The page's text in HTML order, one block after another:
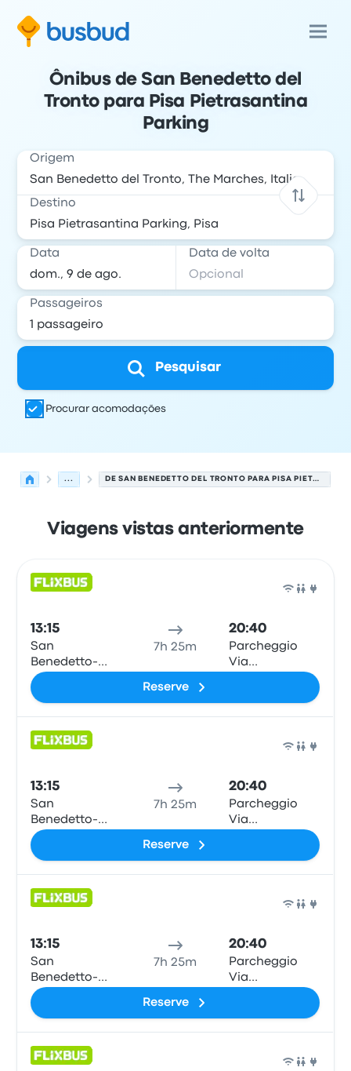
Ônibus de San Benedetto del
Tronto para Pisa Pietrasantina
Parking
Origem
Destino
Data Data de volta
Passageiros
Pesquisar
Procurar acomodações
... DE SAN BENEDETTO DEL TRONTO PARA PISA PIETRASANTINA PARKING
Viagens vistas anteriormente
13:15
San
Benedetto-
Corso Mazzini
fermata
7h 25m
20:40
Parcheggio
Via
Pietransantina
Reserve
13:15
San
Benedetto-
Corso Mazzini
fermata
7h 25m
20:40
Parcheggio
Via
Pietransantina
Reserve
13:15
San
Benedetto-
Corso Mazzini
fermata
7h 25m
20:40
Parcheggio
Via
Pietransantina
Reserve